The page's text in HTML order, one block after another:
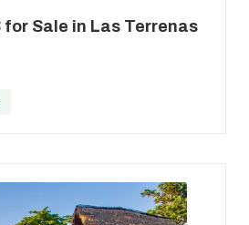
for Sale in Las Terrenas